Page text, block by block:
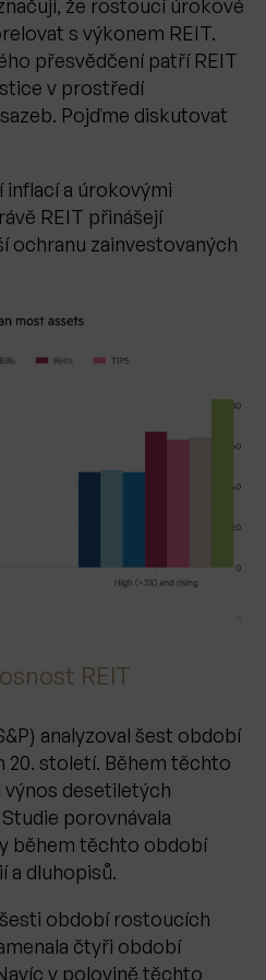
že rostoucí úrokové
s výkonem REIT.
přesvědčení patří REIT
v prostředí
Pojďme diskutovat
a úrokovými
REIT přinášejí
ochranu zainvestovaných
REIT
analyzoval šest období
20. století. Během těchto
desetiletých
porovnávala
během těchto období
a dluhopisů.
období rostoucích
čtyři období
v polovině těchto